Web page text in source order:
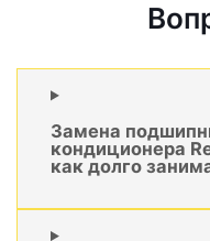
Замена
кондиционера
как долго